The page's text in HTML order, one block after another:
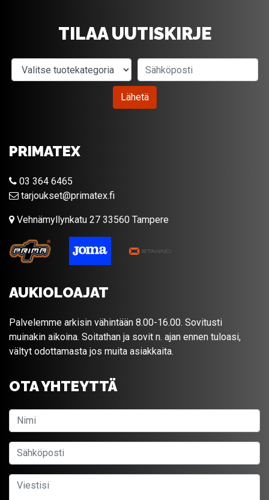
TILAA UUTISKIRJE
Valitse tuotekategoria
Lähetä
PRIMATEX
03 364 6465
tarjoukset@primatex.fi
Vehnämyllynkatu 27 33560 Tampere
AUKIOLOAJAT
Palvelemme arkisin vähintään 8.00-16.00. Sovitusti
muinakin aikoina. Soitathan ja sovit n. ajan ennen tuloasi,
vältyt odottamasta jos muita asiakkaita.
OTA YHTEYTTÄ